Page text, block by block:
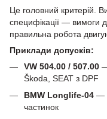
Це головний критерій.
специфікації — вимоги
правильна робота
Приклади допусків:
VW 504.00 / 507.00
Škoda, SEAT з DPF
BMW Longlife-04 —
частинок